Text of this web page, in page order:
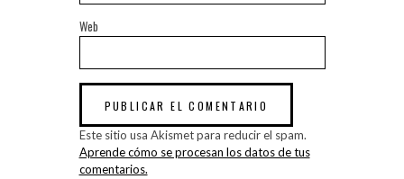
Web
Este sitio usa Akismet para reducir el spam.
Aprende cómo se procesan los datos de tus
comentarios.